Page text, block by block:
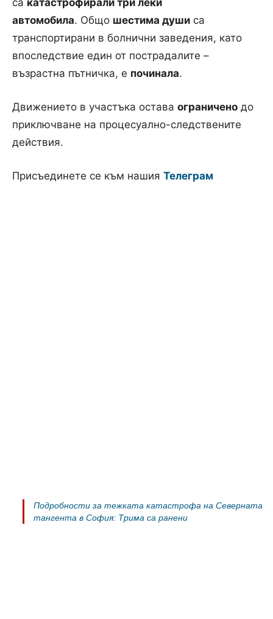
автомобила. Общо шестима души са
транспортирани в болнични заведения, като
впоследствие един от пострадалите –
възрастна пътничка, е починала.
Движението в участъка остава ограничено до
приключване на процесуално-следствените
действия.
Присъединете се към нашия Телеграм
Подробности за тежката катастрофа на Северната
тангента в София: Трима са ранени